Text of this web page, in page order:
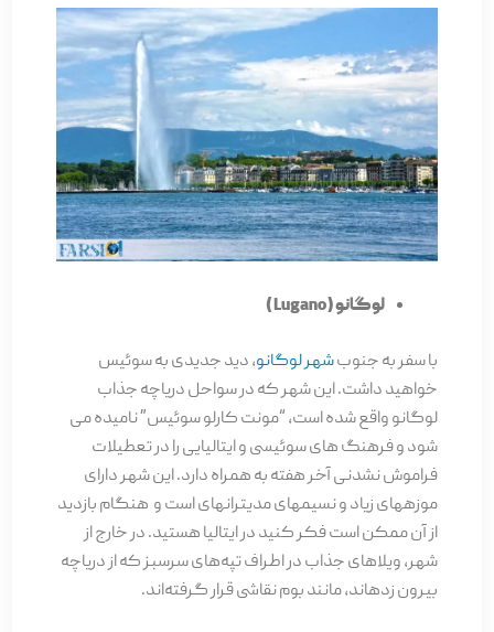
لوگانو ( Lugano )
با سفر به جنوبشهر لوگانو، دید جدیدی به سوئیس
خواهید داشت. این شهر که در سواحل دریاچه جذاب
لوگانو واقع شده است، “مونت کارلو سوئیس” نامیده می
شود و فرهنگ های سوئیسی و ایتالیایی را در تعطیلات
فراموش نشدنی آخر هفته به همراه دارد. این شهر دارای
موزه­های زیاد و نسیم­های مدیترانه­ای است و هنگام بازدید
از آن ممکن است فکر کنید در ایتالیا هستید. در خارج از
شهر، ویلاهای جذاب در اطراف تپه‌­های سرسبز که از دریاچه
بیرون زده­اند، مانند بوم نقاشی قرار گرفته‌­اند.